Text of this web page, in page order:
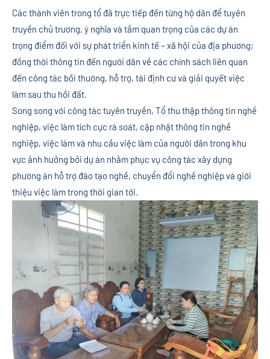
Các thành viên trong tổ đã trực tiếp đến từng hộ dân để tuyên
truyền chủ trương, ý nghĩa và tầm quan trọng của các dự án
trọng điểm đối với sự phát triển kinh tế – xã hội của địa phương;
đồng thời thông tin đến người dân về các chính sách liên quan
đến công tác bồi thường, hỗ trợ, tái định cư và giải quyết việc
làm sau thu hồi đất.
Song song với công tác tuyên truyền, Tổ thu thập thông tin nghề
nghiệp, việc làm tích cực rà soát, cập nhật thông tin nghề
nghiệp, việc làm và nhu cầu việc làm của người dân trong khu
vực ảnh hưởng bởi dự án nhằm phục vụ công tác xây dựng
phương án hỗ trợ đào tạo nghề, chuyển đổi nghề nghiệp và giới
thiệu việc làm trong thời gian tới.